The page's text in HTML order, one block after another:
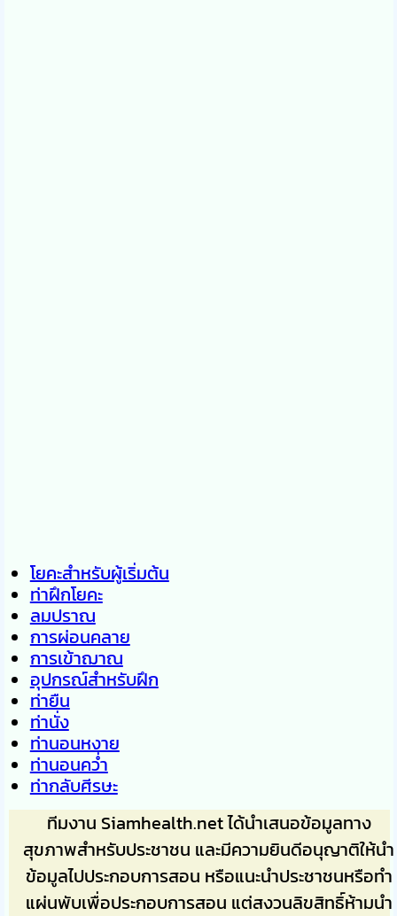
โยคะสำหรับผู้เริ่มต้น
ท่าฝึกโยคะ
ลมปราณ
การผ่อนคลาย
การเข้าฌาณ
อุปกรณ์สำหรับฝึก
ท่ายืน
ท่านั่ง
ท่านอนหงาย
ท่านอนคว่ำ
ท่ากลับศีรษะ
ทีมงาน Siamhealth.net ได้นำเสนอข้อมูลทาง
สุขภาพสำหรับประชาชน และมีความยินดีอนุญาติให้นำ
ข้อมูลไปประกอบการสอน หรือแนะนำประชาชนหรือทำ
แผ่นพับเพื่อประกอบการสอน แต่สงวนลิขสิทธิ์ห้ามนำ